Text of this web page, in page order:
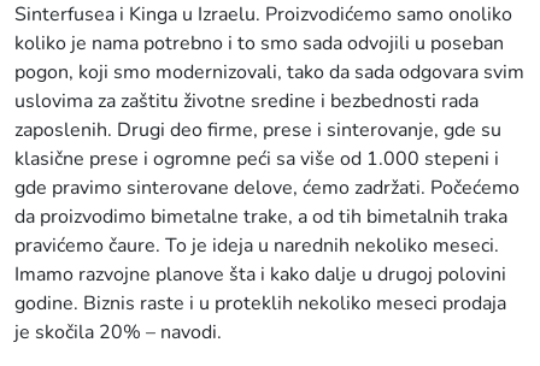
Sinterfusea i Kinga u Izraelu. Proizvodićemo samo onoliko
koliko je nama potrebno i to smo sada odvojili u poseban
pogon, koji smo modernizovali, tako da sada odgovara svim
uslovima za zaštitu životne sredine i bezbednosti rada
zaposlenih. Drugi deo firme, prese i sinterovanje, gde su
klasične prese i ogromne peći sa više od 1.000 stepeni i
gde pravimo sinterovane delove, ćemo zadržati. Počećemo
da proizvodimo bimetalne trake, a od tih bimetalnih traka
pravićemo čaure. To je ideja u narednih nekoliko meseci.
Imamo razvojne planove šta i kako dalje u drugoj polovini
godine. Biznis raste i u proteklih nekoliko meseci prodaja
je skočila 20% – navodi.